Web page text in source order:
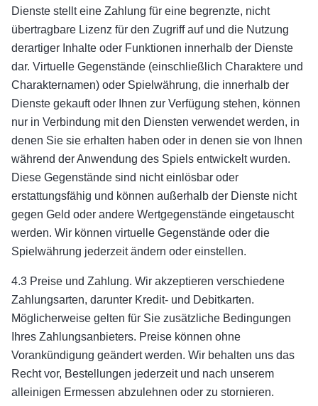
Dienste stellt eine Zahlung für eine begrenzte, nicht
übertragbare Lizenz für den Zugriff auf und die Nutzung
derartiger Inhalte oder Funktionen innerhalb der Dienste
dar. Virtuelle Gegenstände (einschließlich Charaktere und
Charakternamen) oder Spielwährung, die innerhalb der
Dienste gekauft oder Ihnen zur Verfügung stehen, können
nur in Verbindung mit den Diensten verwendet werden, in
denen Sie sie erhalten haben oder in denen sie von Ihnen
während der Anwendung des Spiels entwickelt wurden.
Diese Gegenstände sind nicht einlösbar oder
erstattungsfähig und können außerhalb der Dienste nicht
gegen Geld oder andere Wertgegenstände eingetauscht
werden. Wir können virtuelle Gegenstände oder die
Spielwährung jederzeit ändern oder einstellen.
4.3 Preise und Zahlung. Wir akzeptieren verschiedene
Zahlungsarten, darunter Kredit- und Debitkarten.
Möglicherweise gelten für Sie zusätzliche Bedingungen
Ihres Zahlungsanbieters. Preise können ohne
Vorankündigung geändert werden. Wir behalten uns das
Recht vor, Bestellungen jederzeit und nach unserem
alleinigen Ermessen abzulehnen oder zu stornieren.